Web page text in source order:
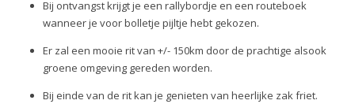
Bij ontvangst krijgt je een rallybordje en een routeboek
wanneer je voor bolletje pijltje hebt gekozen.
Er zal een mooie rit van +/- 150km door de prachtige alsook
groene omgeving gereden worden.
Bij einde van de rit kan je genieten van heerlijke zak friet.